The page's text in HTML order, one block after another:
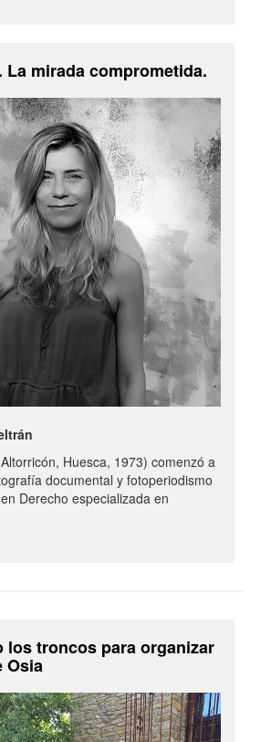
La mirada comprometida.
Huesca, 1973) comenzó a
documental y fotoperiodismo
Derecho especializada en
los troncos para organizar
Osia